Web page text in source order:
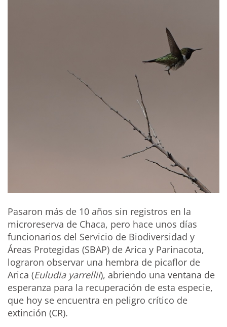
Pasaron más de 10 años sin registros en la
microreserva de Chaca, pero hace unos días
funcionarios del Servicio de Biodiversidad y
Áreas Protegidas (SBAP) de Arica y Parinacota,
lograron observar una hembra de picaflor de
Arica (Euludia yarrellii), abriendo una ventana de
esperanza para la recuperación de esta especie,
que hoy se encuentra en peligro crítico de
extinción (CR).